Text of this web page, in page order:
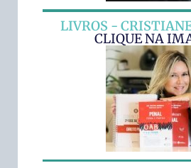
LIVROS -
CLIQUE NA